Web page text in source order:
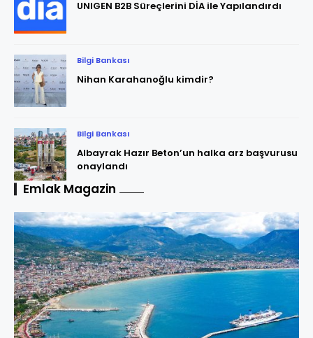
UNIGEN B2B Süreçlerini DİA ile Yapılandırdı
Bilgi Bankası
Nihan Karahanoğlu kimdir?
Bilgi Bankası
Albayrak Hazır Beton’un halka arz başvurusu
onaylandı
Emlak Magazin